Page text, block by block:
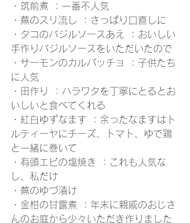
・筑前煮 ：一番不人気
・蕪のスリ流し ：さっぱり口直しに
・タコのバジルソースあえ ：おいしい
手作りバジルソースをいただいたので
・サーモンのカルパッチョ ：子供たち
に人気
・田作り ：ハラワタを丁寧にとるとお
いしいと食べてくれる
・紅白ゆずなます ：余ったなますはト
ルティーヤにチーズ、トマト、ゆで鶏
と一緒に巻いて
・有頭エビの塩焼き ：これも人気な
し、私だけ
・蕪のゆづ漬け
・金柑の甘露煮 ：年末に親戚のおじさ
んのお庭から少々いただき作りました